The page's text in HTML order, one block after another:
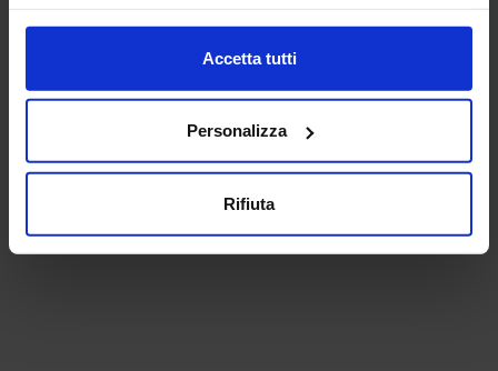
Accetta tutti
Personalizza
Rifiuta